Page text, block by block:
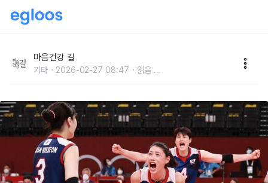
마음건강 길
기타 2026-02-27 08:47 읽음 ...